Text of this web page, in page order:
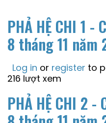
PHẢ HỆ CHI 1 -
8 tháng 11 năm
Log in or register to
216 lượt xem
PHẢ HỆ CHI 2